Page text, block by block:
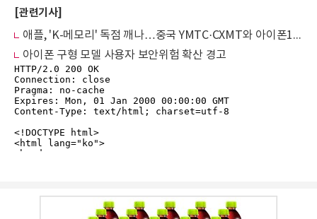
[관련기사]
애플, 'K-메모리' 독점 깨나…중국 YMTC·CXMT와 아이폰18 밀월설
아이폰 구형 모델 사용자 보안위험 확산 경고